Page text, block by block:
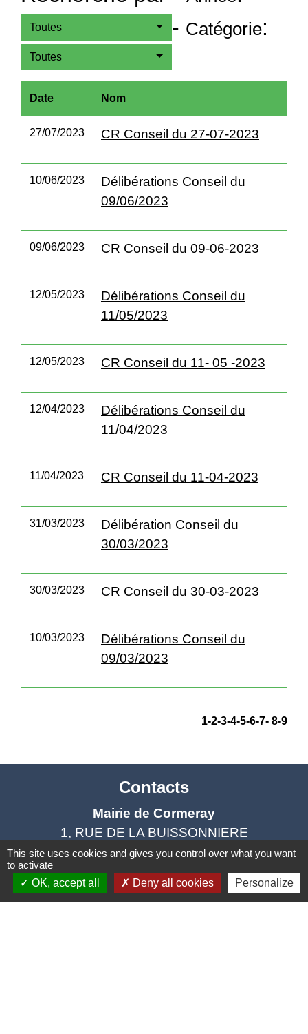
Toutes - Catégorie:
Toutes
Date Nom
27/07/2023 CR Conseil du 27-07-2023
10/06/2023
Délibérations Conseil du
09/06/2023
09/06/2023 CR Conseil du 09-06-2023
12/05/2023
Délibérations Conseil du
11/05/2023
12/05/2023 CR Conseil du 11- 05 -2023
12/04/2023
Délibérations Conseil du
11/04/2023
11/04/2023 CR Conseil du 11-04-2023
31/03/2023
Délibération Conseil du
30/03/2023
30/03/2023 CR Conseil du 30-03-2023
10/03/2023
Délibérations Conseil du
09/03/2023
1-2-3-4-5-6-7- 8-9
Contacts
Mairie de Cormeray
1, RUE DE LA BUISSONNIERE
41120 Cormeray - FRANCE
+33 2 54 44 26 19
Contact par formulaire
This site uses cookies and gives you control over what you want
to activate
OK, accept all
Deny all cookies Personalize